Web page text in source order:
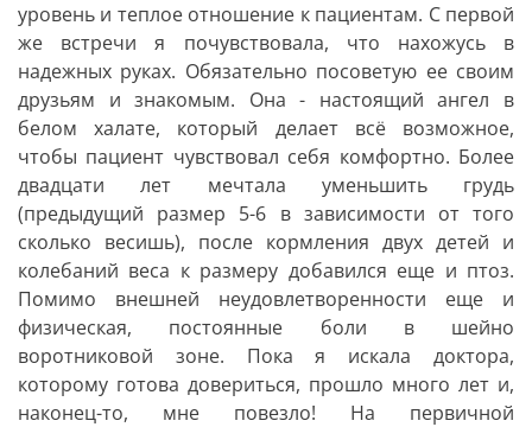
уровень и теплое отношение к пациентам. С первой
же встречи я почувствовала, что нахожусь в
надежных руках. Обязательно посоветую ее своим
друзьям и знакомым. Она - настоящий ангел в
белом халате, который делает всё возможное,
чтобы пациент чувствовал себя комфортно. Более
двадцати лет мечтала уменьшить грудь
(предыдущий размер 5-6 в зависимости от того
сколько весишь), после кормления двух детей и
колебаний веса к размеру добавился еще и птоз.
Помимо внешней неудовлетворенности еще и
физическая, постоянные боли в шейно
воротниковой зоне. Пока я искала доктора,
которому готова довериться, прошло много лет и,
наконец-то, мне повезло! На первичной